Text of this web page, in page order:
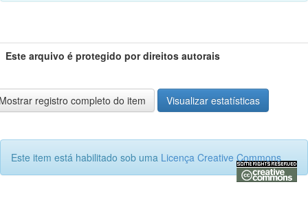
Este arquivo é protegido por direitos autorais
registro completo do item Visualizar estatísticas
Este item está habilitado sob uma Licença Creative Commons